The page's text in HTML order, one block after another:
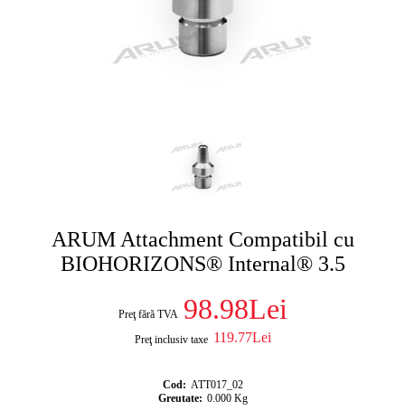
ARUM Attachment Compatibil cu
BIOHORIZONS® Internal® 3.5
Preţ fără TVA 98.98Lei
Preţ inclusiv taxe 119.77Lei
Cod: ATT017_02
Greutate: 0.000 Kg